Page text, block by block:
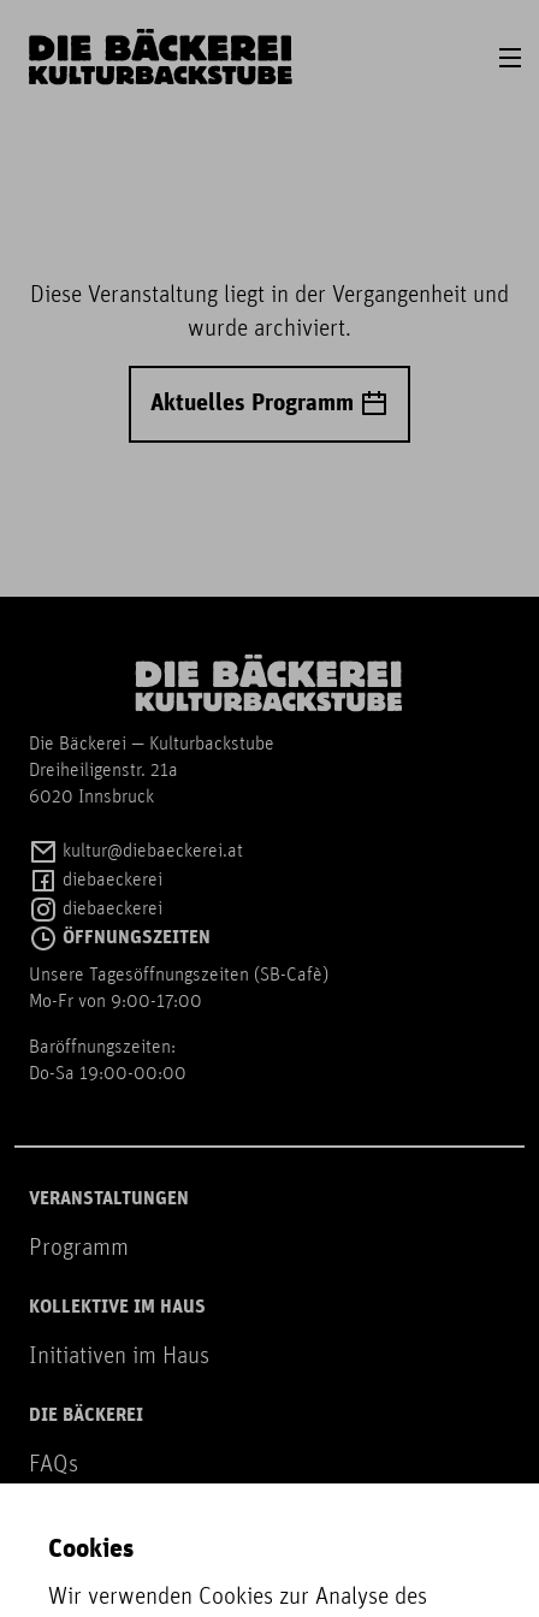
Diese Veranstaltung liegt in der Vergangenheit und
wurde archiviert.
Aktuelles Programm
Die Bäckerei — Kulturbackstube
Dreiheiligenstr. 21a
6020 Innsbruck
kultur@diebaeckerei.at
diebaeckerei
diebaeckerei
ÖFFNUNGSZEITEN
Unsere Tagesöffnungszeiten (SB-Cafè)
Mo-Fr von 9:00-17:00
Baröffnungszeiten:
Do-Sa 19:00-00:00
VERANSTALTUNGEN
Programm
KOLLEKTIVE IM HAUS
Initiativen im Haus
DIE BÄCKEREI
FAQs
NEWSLETTER
Zur Newsletter Anmeldung
Cookies
Wir verwenden Cookies zur Analyse des